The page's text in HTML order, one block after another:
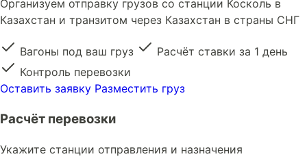
Организуем отправку грузов со станции Коскoль в
Казахстан и транзитом через Казахстан в страны СНГ
Вагоны под ваш груз
Расчёт ставки за 1 день
Контроль перевозки
Оставить заявку Разместить груз
Расчёт перевозки
Укажите станции отправления и назначения